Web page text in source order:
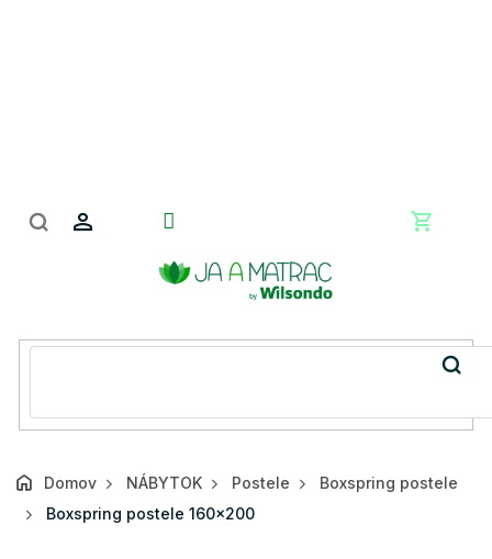
Domov NÁBYTOK Postele
Boxspring postele
Boxspring postele 160x200